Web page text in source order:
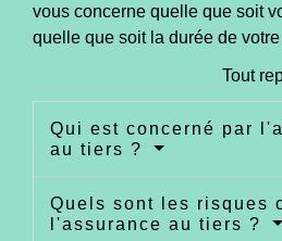
vous concerne quelle que soit
quelle que soit la durée de
Tout
Qui est concerné par
au tiers ?
Quels sont les risques
l'assurance au tiers ?